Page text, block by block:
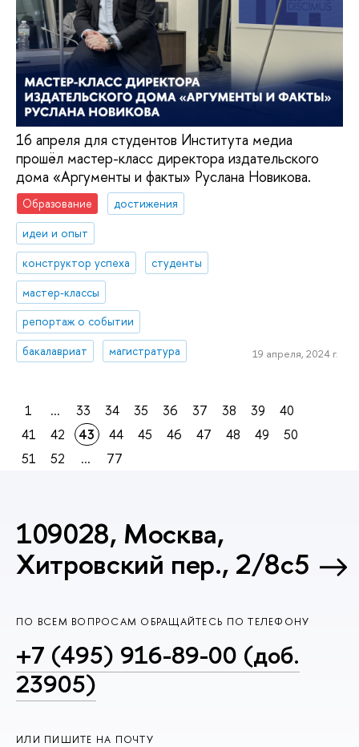
16 апреля для студентов Института медиа
прошёл мастер-класс директора издательского
дома «Аргументы и факты» Руслана Новикова.
Образование
достижения
идеи и опыт
конструктор успеха
студенты
мастер-классы
репортаж о событии
бакалавриат
магистратура 19 апреля, 2024 г.
1 ... 33 34 35 36 37 38 39
40
41
42 43 44 45 46 47 48 49
50
51
52 ... 77
109028, Москва,
Хитровский пер., 2/8с5
ПО ВСЕМ ВОПРОСАМ ОБРАЩАЙТЕСЬ ПО ТЕЛЕФОНУ
+7 (495) 916-89-00 (доб.
23905)
ИЛИ ПИШИТЕ НА ПОЧТУ